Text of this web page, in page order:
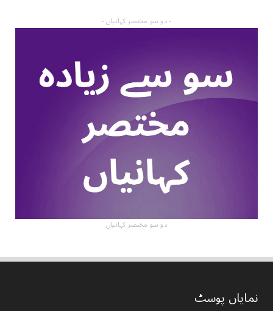
- دو سو مختصر کہانیاں -
دو سو مختصر کہانیاں
نمایاں پوسٹ